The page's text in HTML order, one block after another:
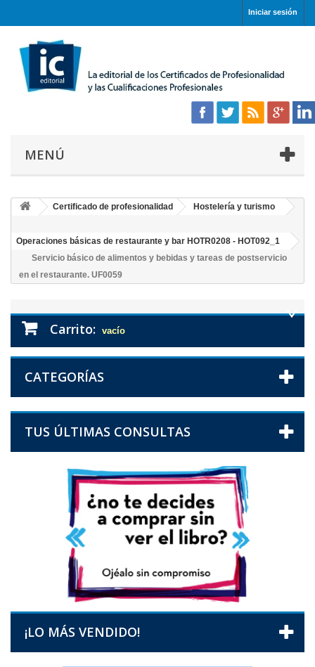
Iniciar sesión
MENÚ
Certificado de profesionalidad Hostelería y turismo
Operaciones básicas de restaurante y bar HOTR0208 - HOT092_1
Servicio básico de alimentos y bebidas y tareas de postservicio
en el restaurante. UF0059
Carrito: vacío
CATEGORÍAS
TUS ÚLTIMAS CONSULTAS
¡LO MÁS VENDIDO!